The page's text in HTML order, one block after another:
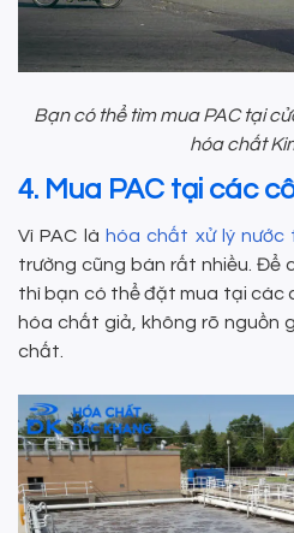
Bạn có thể tìm mua PAC tại
hóa chất
4. Mua PAC tại các
Vì PAC là hóa chất xử lý nước
trường cũng bán rất nhiều. Để
thì bạn có thể đặt mua tại các
hóa chất giả, không rõ nguồn
chất.